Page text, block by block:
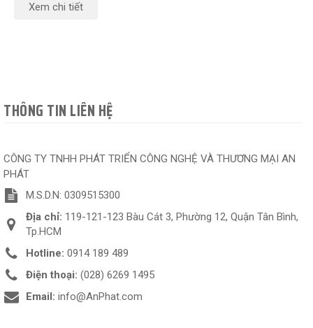
Xem chi tiết
THÔNG TIN LIÊN HỆ
CÔNG TY TNHH PHÁT TRIỂN CÔNG NGHỆ VÀ THƯƠNG MẠI AN
PHÁT
M.S.D.N: 0309515300
Địa chỉ: 119-121-123 Bàu Cát 3, Phường 12, Quận Tân Bình,
Tp.HCM
Hotline: 0914 189 489
Điện thoại: (028) 6269 1495
Email: info@AnPhat.com